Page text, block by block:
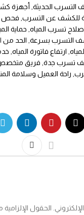
التسرب الحديثة, أجهزة
للكشف عن التسرب,
تسرب المياه, حماية
التسرب بسرعة, الحد من
ارتفاع فاتورة
كشف تسرب جدة, فريق
راحة العميل وسلامة
الحقول الإلزامية